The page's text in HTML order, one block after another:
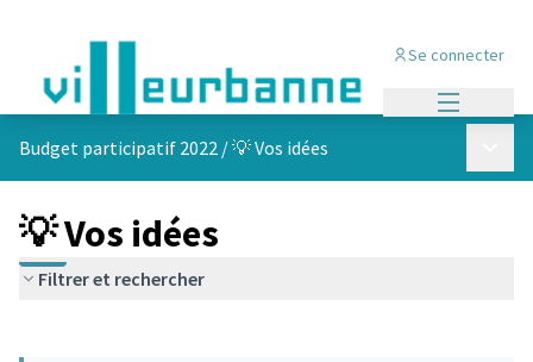
Se connecter
Budget participatif 2022 /💡 Vos idées
💡 Vos idées
Filtrer et rechercher